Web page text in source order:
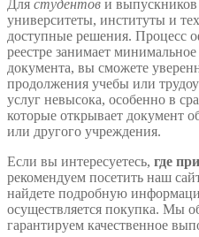
Для студентов и выпускников
университеты, институты и
доступные решения. Процесс
реестре занимает
документа, вы сможете
продолжения учебы или
услуг невысока, особенно в
которые открывает документ
или другого учреждения.
Если вы интересуетесь, где
рекомендуем посетить наш
найдете подробную
осуществляется покупка. Мы
гарантируем качественное